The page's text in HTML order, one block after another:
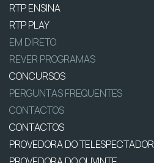
RTP ENSINA
RTP PLAY
EM DIRETO
REVER PROGRAMAS
CONCURSOS
PERGUNTAS FREQUENTES
CONTACTOS
CONTACTOS
PROVEDORA DO TELESPECTADOR